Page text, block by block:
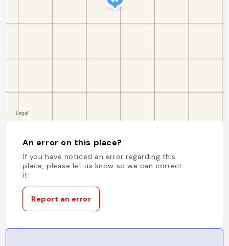
An error on this place?
If you have noticed an error regarding this
place, please let us know so we can correct
it.
Report an error